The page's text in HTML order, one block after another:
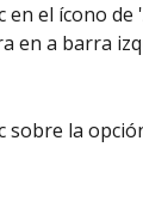
en el ícono de
en a barra
sobre la